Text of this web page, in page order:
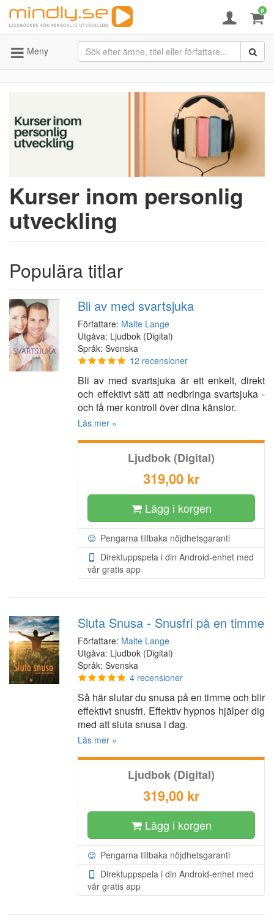
0
Meny
Kurser inom personlig
utveckling
Populära titlar
Bli av med svartsjuka
Författare: Malte Lange
Utgåva: Ljudbok (Digital)
Språk: Svenska
12 recensioner
Bli av med svartsjuka är ett enkelt, direkt
och effektivt sätt att nedbringa svartsjuka -
och få mer kontroll över dina känslor.
Läs mer »
Ljudbok (Digital)
319,00 kr
Lägg i korgen
Pengarna tillbaka nöjdhetsgaranti
Direktuppspela i din Android-enhet med
vår gratis app
Sluta Snusa - Snusfri på en timme
Författare: Malte Lange
Utgåva: Ljudbok (Digital)
Språk: Svenska
4 recensioner
Så här slutar du snusa på en timme och blir
effektivt snusfri. Effektiv hypnos hjälper dig
med att sluta snusa i dag.
Läs mer »
Ljudbok (Digital)
319,00 kr
Lägg i korgen
Pengarna tillbaka nöjdhetsgaranti
Direktuppspela i din Android-enhet med
vår gratis app